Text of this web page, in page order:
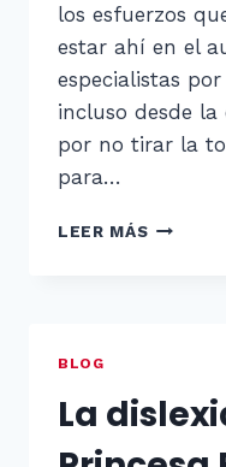
los esfuerzos
estar ahí en el
especialistas
incluso desde la
por no tirar la
para…
LEER MÁS¡MADRID
BLOG
La